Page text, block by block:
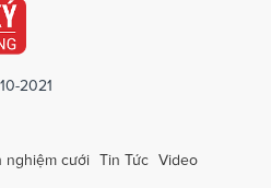
Dịch vụ cưới tại Sơn La
Dịch vụ cưới tại Thanh Hóa
2021
nghiệm cưới Tin Tức Video